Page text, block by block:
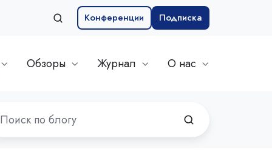
Конференции Подписка
Обзоры Журнал О нас